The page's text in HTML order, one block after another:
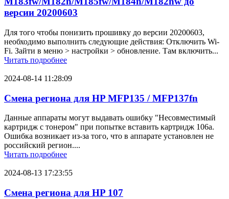
версии 20200603
Для того чтобы понизить прошивку до версии 20200603,
необходимо выполнить следующие действия: Отключить Wi-
Fi. Зайти в меню > настройки > обновление. Там включить...
Читать подробнее
2024-08-14 11:28:09
Смена региона для HP MFP135 / MFP137fn
Данные аппараты могут выдавать ошибку "Несовместимый
картридж с тонером" при попытке вставить картридж 106a.
Ошибка возникает из-за того, что в аппарате установлен не
российский регион....
Читать подробнее
2024-08-13 17:23:55
Смена региона для HP 107